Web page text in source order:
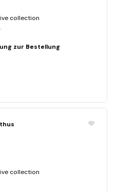
collection
zur Bestellung
collection